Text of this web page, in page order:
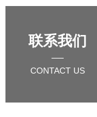
联系我们
CONTACT US